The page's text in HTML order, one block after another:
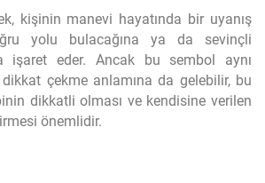
kişinin manevi hayatında bir uyanış
yolu bulacağına ya da sevinçli
işaret eder. Ancak bu sembol aynı
çekme anlamına da gelebilir, bu
dikkatli olması ve kendisine verilen
önemlidir.